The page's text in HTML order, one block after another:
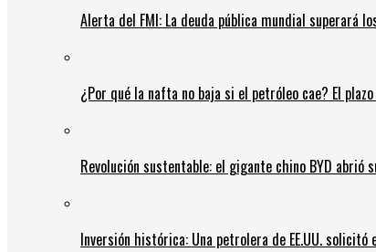
Alerta del FMI: La deuda pública mundial superará
¿Por qué la nafta no baja si el petróleo cae? El
Revolución sustentable: el gigante chino BYD
Inversión histórica: Una petrolera de EE.UU.